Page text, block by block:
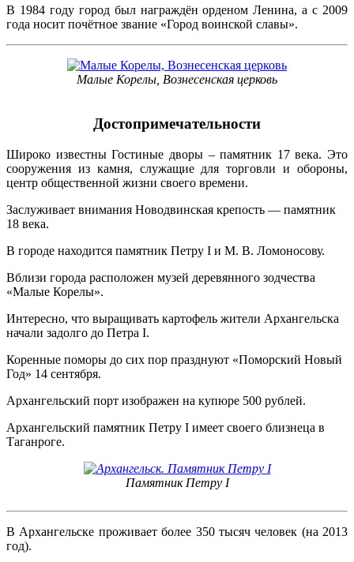
В 1984 году город был награждён орденом Ленина, а с 2009
года носит почётное звание «Город воинской славы».
Малые Корелы, Вознесенская церковь
Достопримечательности
Широко известны Гостиные дворы – памятник 17 века. Это
сооружения из камня, служащие для торговли и обороны,
центр общественной жизни своего времени.
Заслуживает внимания Новодвинская крепость — памятник
18 века.
В городе находится памятник Петру I и М. В. Ломоносову.
Вблизи города расположен музей деревянного зодчества
«Малые Корелы».
Интересно, что выращивать картофель жители Архангельска
начали задолго до Петра I.
Коренные поморы до сих пор празднуют «Поморский Новый
Год» 14 сентября.
Архангельский порт изображен на купюре 500 рублей.
Архангельский памятник Петру I имеет своего близнеца в
Таганроге.
Памятник Петру I
В Архангельске проживает более 350 тысяч человек (на 2013
год).